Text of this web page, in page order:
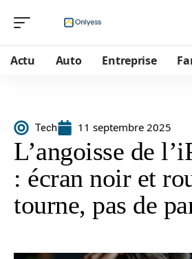
Actu Auto Entreprise
Tech 11 septembre 2025
L’angoisse de
: écran noir et
tourne, pas de